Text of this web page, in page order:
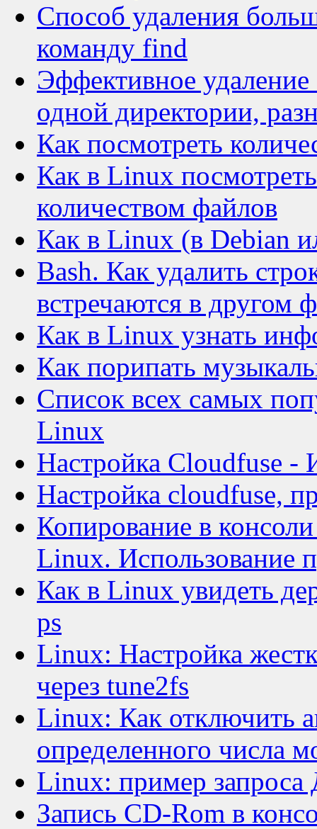
Способ удаления
команду find
Эффективное
одной директории,
Как посмотреть
Как в Linux
количеством файлов
Как в Linux (в Debian
Bash. Как удалить
встречаются в другом
Как в Linux узнать
Как порипать
Список всех самых
Linux
Настройка Cloudfuse -
Настройка cloudfuse,
Копирование в
Linux. Использование
Как в Linux увидеть
ps
Linux: Настройка
через tune2fs
Linux: Как отключить
определенного числа
Linux: пример запроса
Запись CD-Rom в